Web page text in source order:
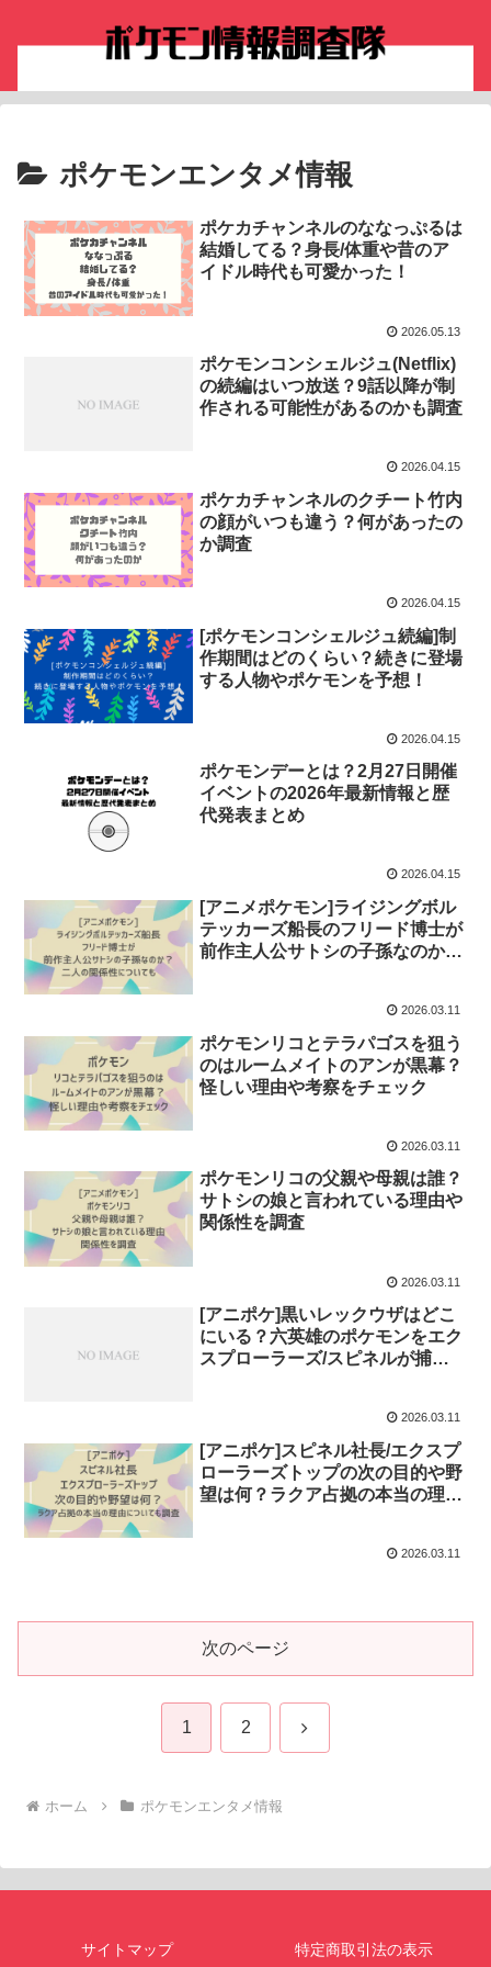
ポケモンエンタメ情報
ポケカチャンネルのななっぷるは
結婚してる？身長/体重や昔のア
イドル時代も可愛かった！
2026.05.13
ポケモンコンシェルジュ(Netflix)
の続編はいつ放送？9話以降が制
作される可能性があるのかも調査
2026.04.15
ポケカチャンネルのクチート竹内
の顔がいつも違う？何があったの
か調査
2026.04.15
[ポケモンコンシェルジュ続編]制
作期間はどのくらい？続きに登場
する人物やポケモンを予想！
2026.04.15
ポケモンデーとは？2月27日開催
イベントの2026年最新情報と歴
代発表まとめ
2026.04.15
[アニメポケモン]ライジングボル
テッカーズ船長のフリード博士が
前作主人公サトシの子孫なのか？
2026.03.11
ポケモンリコとテラパゴスを狙う
のはルームメイトのアンが黒幕？
怪しい理由や考察をチェック
2026.03.11
ポケモンリコの父親や母親は誰？
サトシの娘と言われている理由や
関係性を調査
2026.03.11
[アニポケ]黒いレックウザはどこ
にいる？六英雄のポケモンをエク
スプローラーズ/スピネルが捕獲
2026.03.11
[アニポケ]スピネル社長/エクスプ
ローラーズトップの次の目的や野
望は何？ラクア占拠の本当の理由
2026.03.11
次のページ
1 2 次
ホーム ポケモンエンタメ情報
サイトマップ 特定商取引法の表示